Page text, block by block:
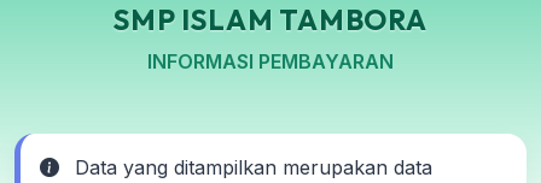
SMP ISLAM TAMBORA
INFORMASI PEMBAYARAN
Data yang ditampilkan merupakan data